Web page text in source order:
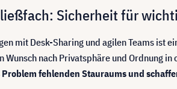
Sicherheit für
mit Desk-Sharing und agilen Teams ist
Wunsch nach Privatsphäre und Ordnung
Problem fehlenden Stauraums und